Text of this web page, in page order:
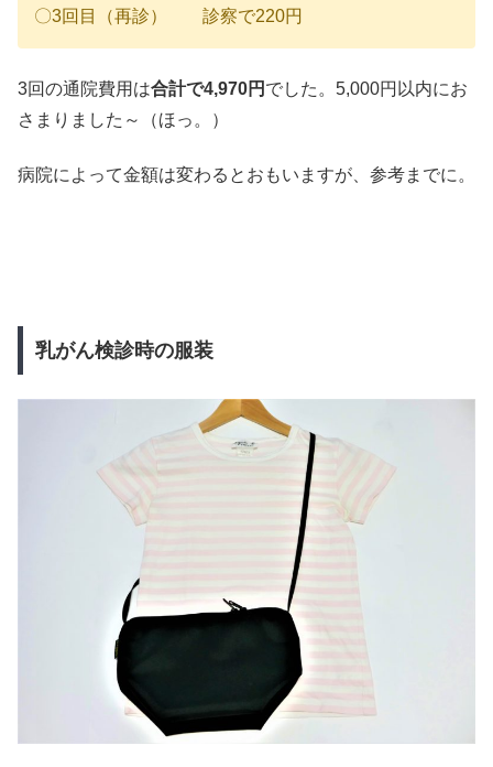
〇3回目（再診） 診察で220円
3回の通院費用は合計で4,970円 でした。5,000円以内にお
さまりました～（ほっ。）
病院によって金額は変わるとおもいますが、参考までに。
乳がん検診時の服装